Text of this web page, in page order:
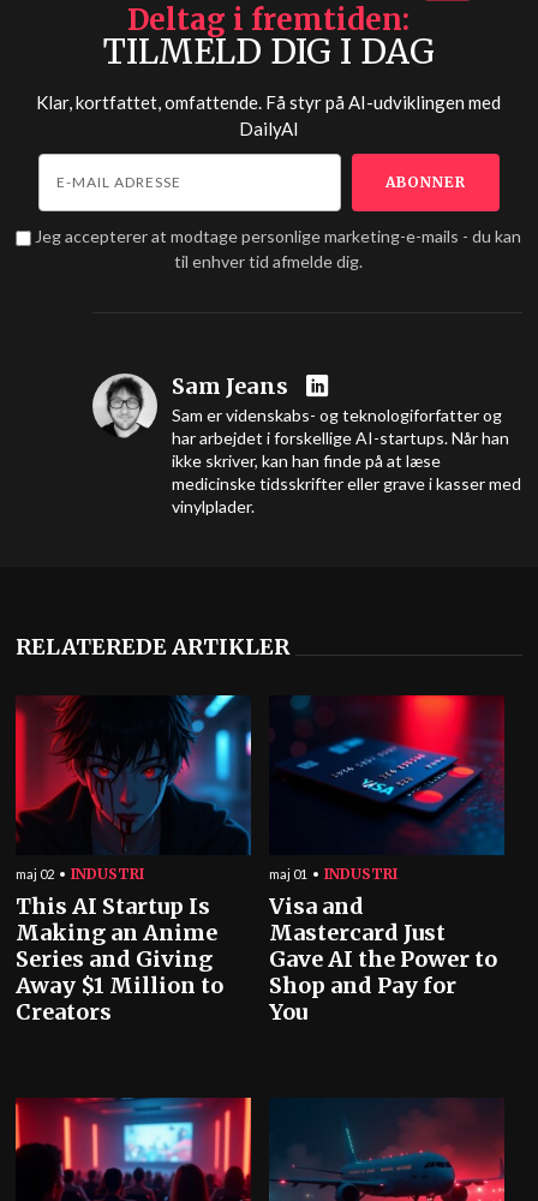
Deltag i fremtiden
TILMELD DIG I DAG
Klar, kortfattet, omfattende. Få styr på AI-udviklingen med
DailyAI
Jeg accepterer at modtage personlige marketing-e-mails - du kan
til enhver tid afmelde dig.
Sam Jeans
Sam er videnskabs- og teknologiforfatter og
har arbejdet i forskellige AI-startups. Når han
ikke skriver, kan han finde på at læse
medicinske tidsskrifter eller grave i kasser med
vinylplader.
RELATEREDE ARTIKLER
maj 02 INDUSTRI
This AI Startup Is
Making an Anime
Series and Giving
Away $1 Million to
Creators
maj 01 INDUSTRI
Visa and
Mastercard Just
Gave AI the Power to
Shop and Pay for
You